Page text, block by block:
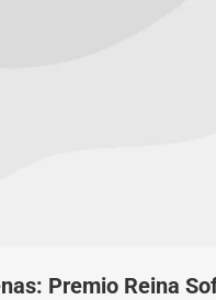
Premio Reina